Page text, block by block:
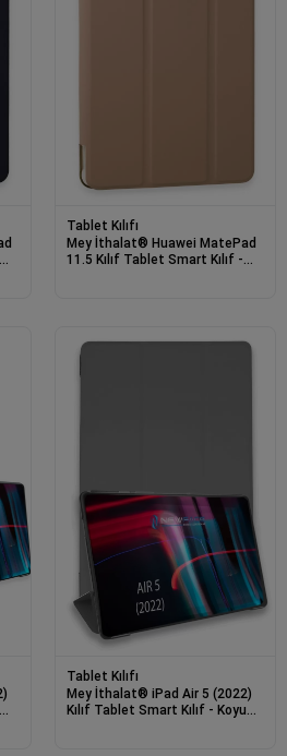
Tablet Kılıfı
Mey İthalat® Huawei MatePad
11.5 Kılıf Tablet Smart Kılıf -
Tablet Kılıfı
Mey İthalat® iPad Air 5 (2022)
Kılıf Tablet Smart Kılıf - Koyu